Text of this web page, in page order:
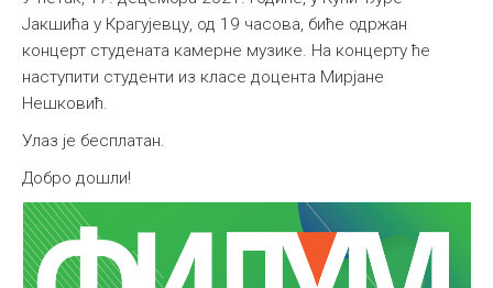
Јакшића у Крагујевцу, од 19 часова, биће одржан
концерт студената камерне музике. На концерту ће
наступити студенти из класе доцента Мирјане
Нешковић.
Улаз је бесплатан.
Добро дошли!